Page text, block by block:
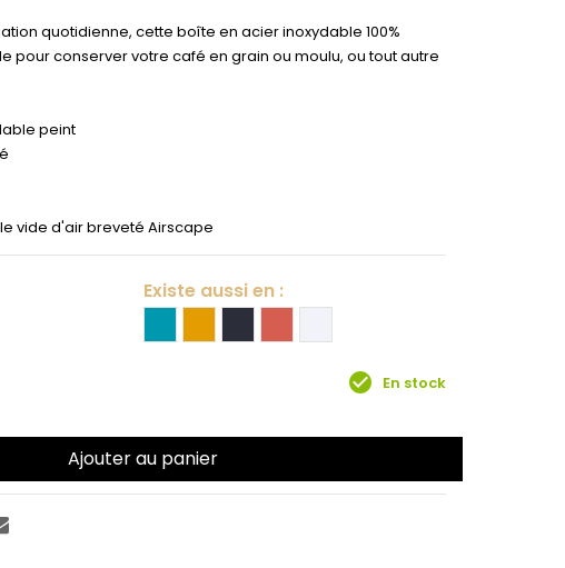
quotidienne, cette boîte en acier inoxydable 100%
pour conserver votre café en grain ou moulu, ou tout autre
peint
vide d'air breveté Airscape
Existe aussi en :
check_circle En stock
Ajouter au panier
liste de